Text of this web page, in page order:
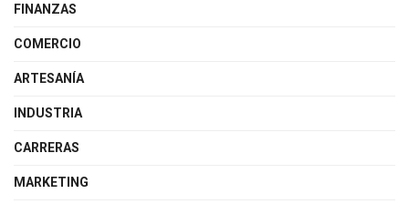
FINANZAS
COMERCIO
ARTESANÍA
INDUSTRIA
CARRERAS
MARKETING